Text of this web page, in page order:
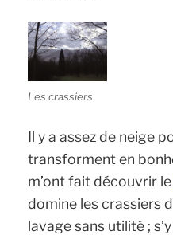
Les crassiers
Il y a assez de neige
transforment en
m’ont fait découvrir
domine les crassiers
lavage sans utilité ;